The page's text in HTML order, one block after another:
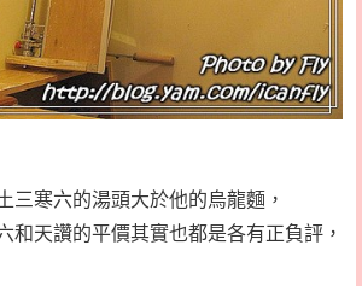
三寒六的湯頭大於他的烏龍麵，
和天讚的平價其實也都是各有正負評，